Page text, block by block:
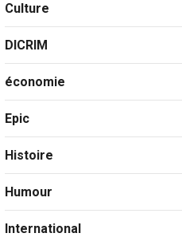
Culture
DICRIM
économie
Epic
Histoire
Humour
International